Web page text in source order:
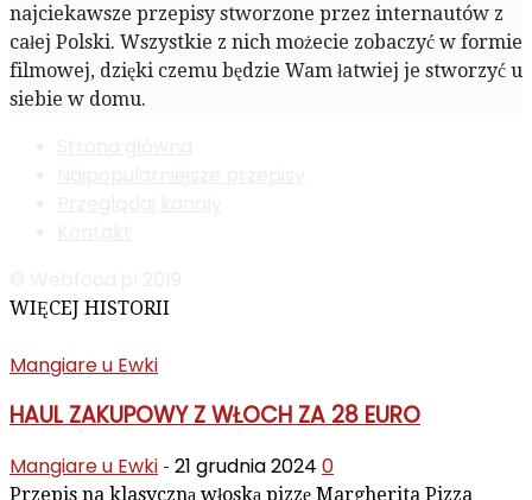
najciekawsze przepisy stworzone przez internautów z
całej Polski. Wszystkie z nich możecie zobaczyć w formie
filmowej, dzięki czemu będzie Wam łatwiej je stworzyć u
siebie w domu.
WIĘCEJ HISTORII
Mangiare u Ewki
HAUL ZAKUPOWY Z WŁOCH ZA 28 EURO
Mangiare u Ewki - 21 grudnia 2024 0
Przepis na klasyczną włoską pizzę Margherita Pizza